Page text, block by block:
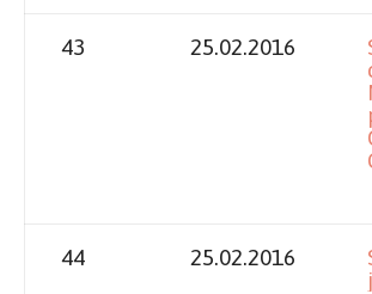
43 25.02.2016
44 25.02.2016